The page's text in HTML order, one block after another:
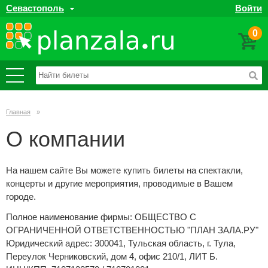
Севастополь Войти
0
Главная »
О компании
На нашем сайте Вы можете купить билеты на спектакли,
концерты и другие мероприятия, проводимые в Вашем
городе.
Полное наименование фирмы: ОБЩЕСТВО С
ОГРАНИЧЕННОЙ ОТВЕТСТВЕННОСТЬЮ "ПЛАН ЗАЛА.РУ"
Юридический адрес: 300041, Тульская область, г. Тула,
Переулок Черниковский, дом 4, офис 210/1, ЛИТ Б.